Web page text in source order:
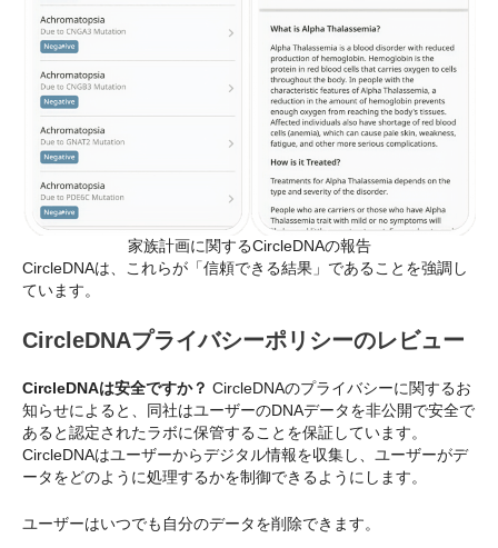
家族計画に関するCircleDNAの報告
CircleDNAは、これらが「信頼できる結果」であることを強調し
ています。
CircleDNAプライバシーポリシーのレビュー
CircleDNAは安全ですか？ CircleDNAのプライバシーに関するお
知らせによると、同社はユーザーのDNAデータを非公開で安全で
あると認定されたラボに保管することを保証しています。
CircleDNAはユーザーからデジタル情報を収集し、ユーザーがデ
ータをどのように処理するかを制御できるようにします。
ユーザーはいつでも自分のデータを削除できます。